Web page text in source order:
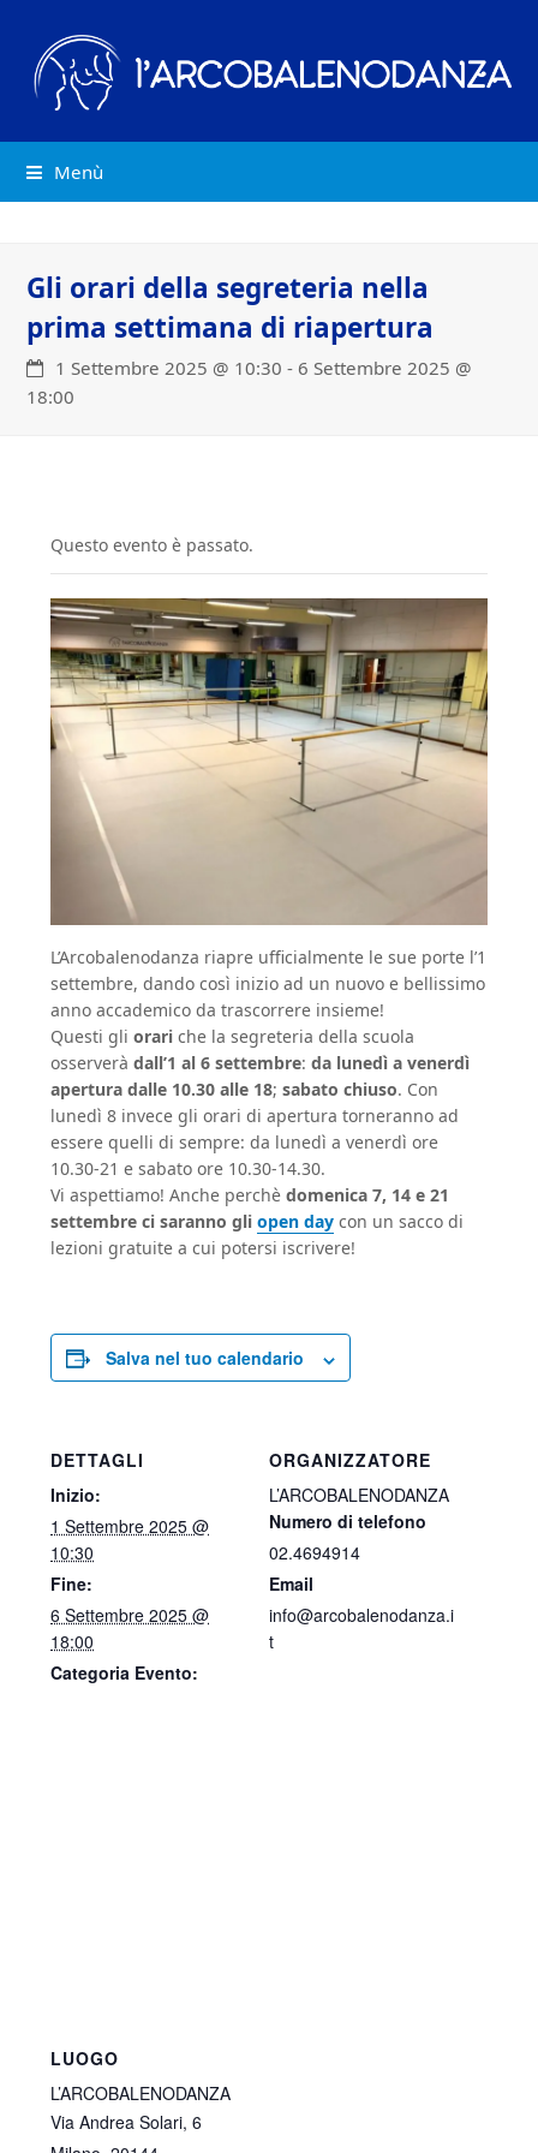
Menù
Gli orari della segreteria nella
prima settimana di riapertura
1 Settembre 2025 @ 10:30 - 6 Settembre 2025 @
18:00
Questo evento è passato.
L’Arcobalenodanza riapre ufficialmente le sue porte l’1
settembre, dando così inizio ad un nuovo e bellissimo
anno accademico da trascorrere insieme!
Questi gliorari che la segreteria della scuola
osserveràdall’1 al 6 settembre:da lunedì a venerdì
apertura dalle 10.30 alle 18;sabato chiuso. Con
lunedì 8 invece gli orari di apertura torneranno ad
essere quelli di sempre: da lunedì a venerdì ore
10.30-21 e sabato ore 10.30-14.30.
Vi aspettiamo! Anche perchèdomenica 7, 14 e 21
settembre ci saranno gliopen day con un sacco di
lezioni gratuite a cui potersi iscrivere!
Salva nel tuo calendario
DETTAGLI
Inizio:
1 Settembre 2025 @
10:30
Fine:
6 Settembre 2025 @
18:00
Categoria Evento:
ORGANIZZATORE
L’ARCOBALENODANZA
Numero di telefono
02.4694914
Email
info@arcobalenodanza.i
t
LUOGO
L’ARCOBALENODANZA
Via Andrea Solari, 6